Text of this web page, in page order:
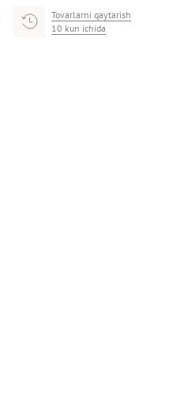
Tovarlarni qaytarish
10 kun ichida